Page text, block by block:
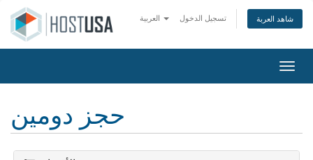
تسجيل الدخول شاهد العربة
حجز دومين